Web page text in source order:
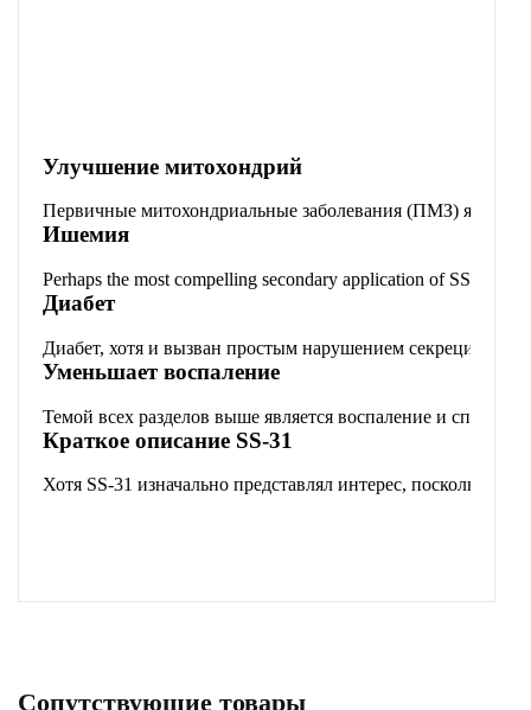
Улучшение митохондрий
Первичные митохондриальные заболевания (ПМЗ)
Ишемия
Perhaps the most compelling secondary application of SS-31 is
Диабет
Диабет, хотя и вызван простым нарушением секреции или
Уменьшает воспаление
Темой всех разделов выше является воспаление и
Краткое описание SS-31
Хотя SS-31 изначально представлял интерес, поскольку
Сопутствующие товары